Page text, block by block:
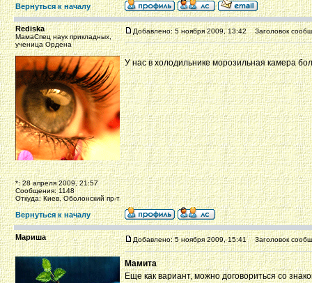
Вернуться к началу
Rediska
МамаСпец наук прикладных,
ученица Ордена
*: 28 апреля 2009, 21:57
Сообщения: 1148
Откуда: Киев, Оболонский пр-т
Добавлено: 5 ноября 2009, 13:42 Заголовок
У нас в холодильнике морозильная камера
Вернуться к началу
Мариша Добавлено: 5 ноября 2009, 15:41 Заголовок
Мамита
Еще как вариант, можно договориться со